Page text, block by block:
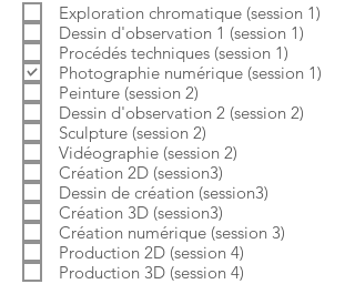
i
r
e
l
i
g
a
t
o
i
r
e
Exploration chromatique (session 1)
Dessin d'observation 1 (session 1)
Procédés techniques (session 1)
Photographie numérique (session 1)
Peinture (session 2)
Dessin d'observation 2 (session 2)
Sculpture (session 2)
Vidéographie (session 2)
Création 2D (session3)
Dessin de création (session3)
Création 3D (session3)
Création numérique (session 3)
Production 2D (session 4)
Production 3D (session 4)